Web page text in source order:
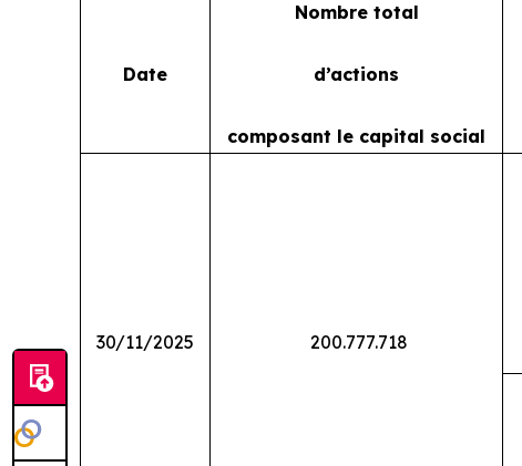
Date
Nombre total
d’actions
composant le capital social
30/11/2025 200.777.718